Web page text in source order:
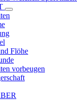
Flöhe
vorbeugen